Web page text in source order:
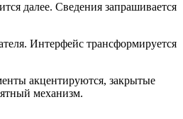
далее. Сведения запрашивается
Интерфейс трансформируется
акцентируются, закрытые
механизм.